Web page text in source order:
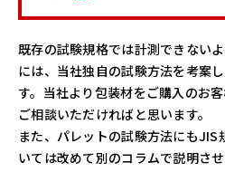
既存の試験規格では計測できない
には、当社独自の試験方法を考案
す。当社より包装材をご購入のお
ご相談いただければと思います。
また、パレットの試験方法にもJIS
いては改めて別のコラムで説明させ